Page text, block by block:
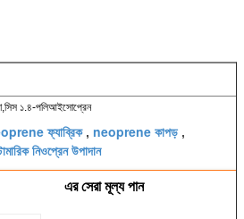
১.৪-পলিআইসোপ্রেন
ফ্যাব্রিক, neoprene কাপড় ,
নিওপ্রেন উপাদান
এর সেরা মূল্য পান